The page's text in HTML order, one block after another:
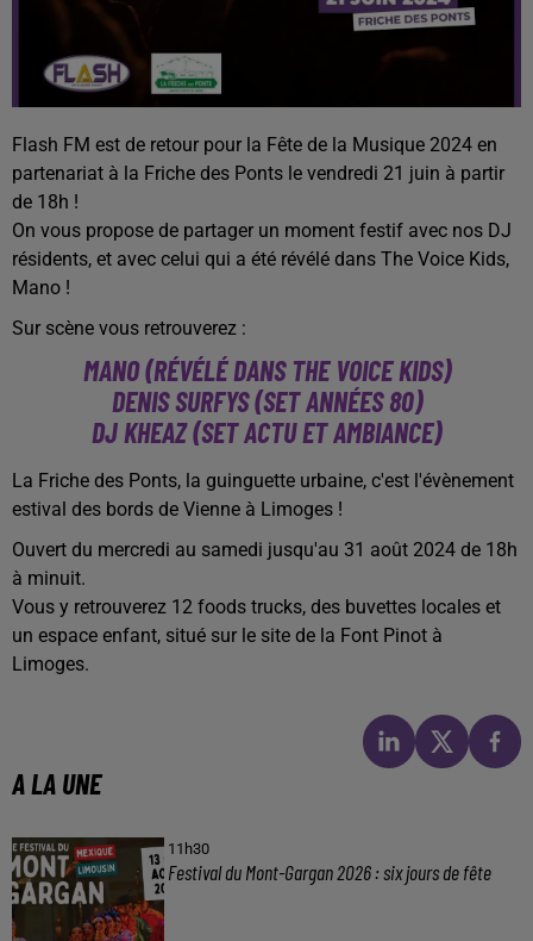
Flash FM est de retour pour la Fête de la Musique 2024 en
partenariat à la Friche des Ponts le vendredi 21 juin à partir
de 18h !
On vous propose de partager un moment festif avec nos DJ
résidents, et avec celui qui a été révélé dans The Voice Kids,
Mano !
Sur scène vous retrouverez :
MANO (RÉVÉLÉ DANS THE VOICE KIDS)
DENIS SURFYS (SET ANNÉES 80)
DJ KHEAZ (SET ACTU ET AMBIANCE)
La Friche des Ponts, la guinguette urbaine, c'est l'évènement
estival des bords de Vienne à Limoges !
Ouvert du mercredi au samedi jusqu'au 31 août 2024 de 18h
à minuit.
Vous y retrouverez 12 foods trucks, des buvettes locales et
un espace enfant, situé sur le site de la Font Pinot à
Limoges.
A LA UNE
11h30
Festival du Mont-Gargan 2026 : six jours de fête